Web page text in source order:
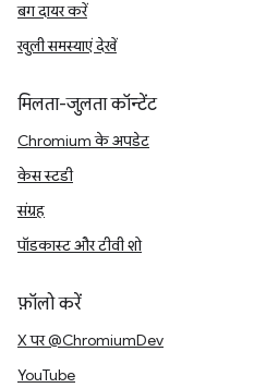
बग दायर करें
खुली समस्याएं देखें
मिलता-जुलता कॉन्टेंट
Chromium के अपडेट
केस स्टडी
संग्रह
पॉडकास्ट और टीवी शो
फ़ॉलो करें
X पर @ChromiumDev
YouTube